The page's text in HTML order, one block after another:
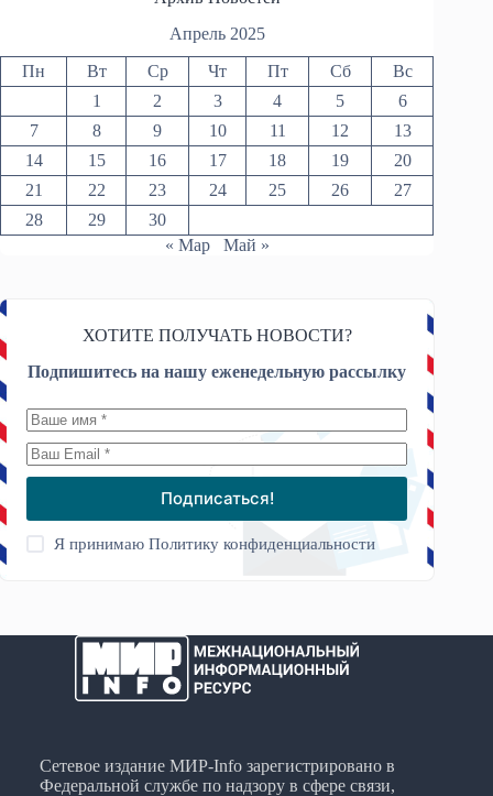
Апрель 2025
Пн Вт Ср Чт Пт Сб
Вс
1
2 3 4 5
6
7
8 9 10 11 12
13
14
15 16 17 18 19
20
21
22 23 24 25 26
27
28
29
30
« Мар
Май »
ХОТИТЕ ПОЛУЧАТЬ НОВОСТИ?
Подпишитесь на нашу еженедельную рассылку
Подписаться!
Я принимаюПолитику конфиденциальности
Сетевое издание МИР-Info зарегистрировано в
Федеральной службе по надзору в сфере связи,